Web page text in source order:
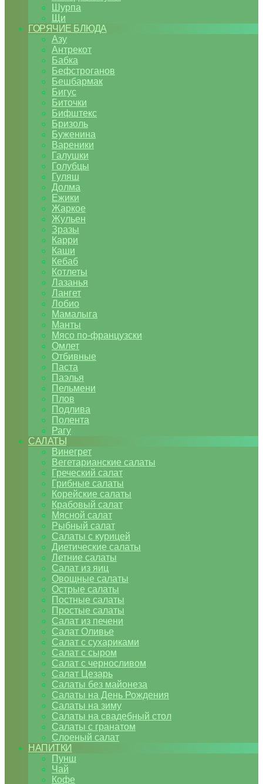
Шурпа
Щи
ГОРЯЧИЕ БЛЮДА
Азу
Антрекот
Бабка
Бефстроганов
Бешбармак
Бигус
Биточки
Бифштекс
Бризоль
Буженина
Вареники
Галушки
Голубцы
Гуляш
Долма
Ежики
Жаркое
Жульен
Зразы
Карри
Каши
Кебаб
Котлеты
Лазанья
Лангет
Лобио
Мамалыга
Манты
Мясо по-французски
Омлет
Отбивные
Паста
Паэлья
Пельмени
Плов
Подлива
Полента
Рагу
САЛАТЫ
Винегрет
Вегетарианские салаты
Греческий салат
Грибные салаты
Корейские салаты
Крабовый салат
Мясной салат
Рыбный салат
Салаты с курицей
Диетические салаты
Летние салаты
Салат из яиц
Овощные салаты
Острые салаты
Постные салаты
Простые салаты
Салат из печени
Салат Оливье
Салат с сухариками
Салат с сыром
Салат с черносливом
Салат Цезарь
Салаты без майонеза
Салаты на День Рождения
Салаты на зиму
Салаты на свадебный стол
Салаты с гранатом
Слоеный салат
НАПИТКИ
Пунш
Чай
Кофе